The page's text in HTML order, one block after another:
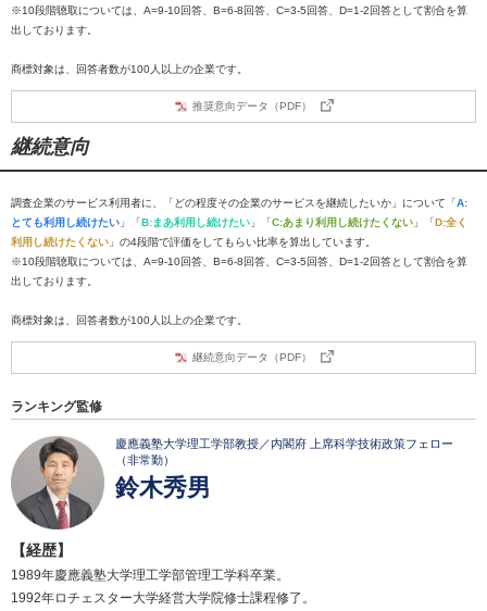
※10段階聴取については、A=9-10回答、B=6-8回答、C=3-5回答、D=1-2回答として割合を算
出しております。
商標対象は、回答者数が100人以上の企業です。
推奨意向データ（PDF）
継続意向
調査企業のサービス利用者に、「どの程度その企業のサービスを継続したいか」について「A:
とても利用し続けたい 」「B:まあ利用し続けたい 」「C:あまり利用し続けたくない 」「D:全く
利用し続けたくない 」の4段階で評価をしてもらい比率を算出しています。
※10段階聴取については、A=9-10回答、B=6-8回答、C=3-5回答、D=1-2回答として割合を算
出しております。
商標対象は、回答者数が100人以上の企業です。
継続意向データ（PDF）
ランキング監修
慶應義塾大学理工学部教授／内閣府 上席科学技術政策フェロー
（非常勤）
鈴木秀男
【経歴】
1989年慶應義塾大学理工学部管理工学科卒業。
1992年ロチェスター大学経営大学院修士課程修了。